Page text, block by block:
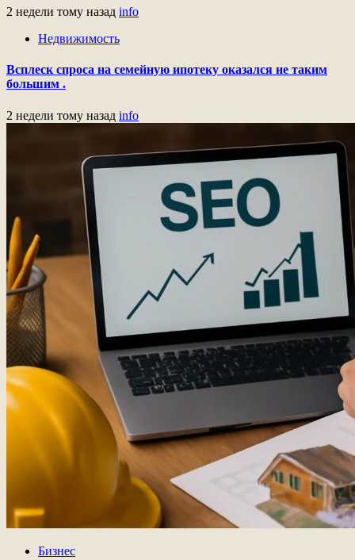
2 недели тому назад info
Недвижимость
Всплеск спроса на семейную ипотеку оказался не таким
большим .
2 недели тому назад info
Бизнес